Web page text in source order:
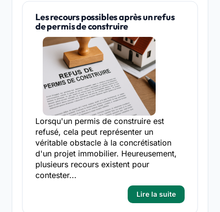
Les recours possibles après un refus
de permis de construire
Lorsqu'un permis de construire est
refusé, cela peut représenter un
véritable obstacle à la concrétisation
d'un projet immobilier. Heureusement,
plusieurs recours existent pour
contester...
Lire la suite